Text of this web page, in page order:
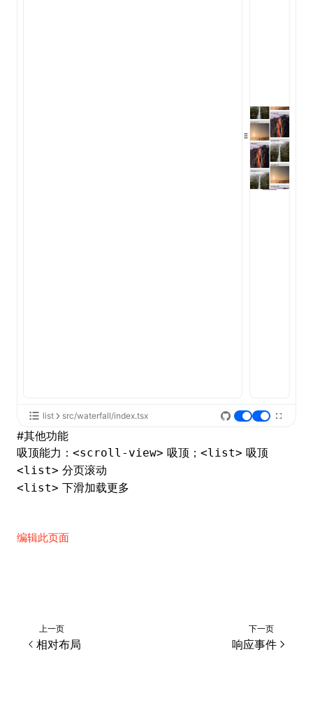
list src/waterfall/index.tsx
#其他功能
吸顶能力： <scroll-view> 吸顶 ； <list> 吸顶
<list> 分页滚动
<list> 下滑加载更多
编辑此页面
上一页
相对布局
下一页
响应事件